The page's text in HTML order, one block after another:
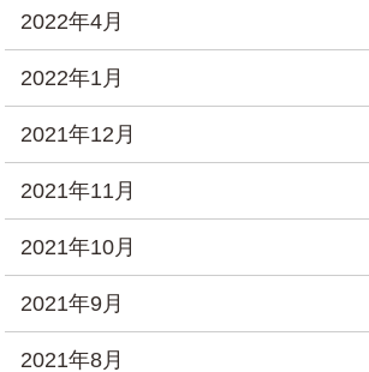
2022年4月
2022年1月
2021年12月
2021年11月
2021年10月
2021年9月
2021年8月